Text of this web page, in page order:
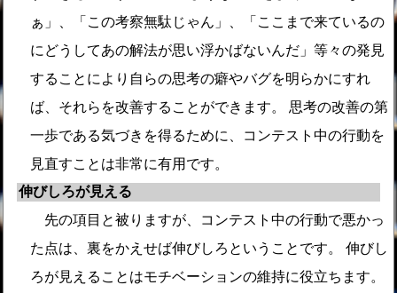
ぁ」、「この考察無駄じゃん」、「ここまで来ているの
にどうしてあの解法が思い浮かばないんだ」等々の発見
することにより自らの思考の癖やバグを明らかにすれ
ば、それらを改善することができます。 思考の改善の第
一歩である気づきを得るために、コンテスト中の行動を
見直すことは非常に有用です。
伸びしろが見える
先の項目と被りますが、コンテスト中の行動で悪かっ
た点は、裏をかえせば伸びしろということです。 伸びし
ろが見えることはモチベーションの維持に役立ちます。